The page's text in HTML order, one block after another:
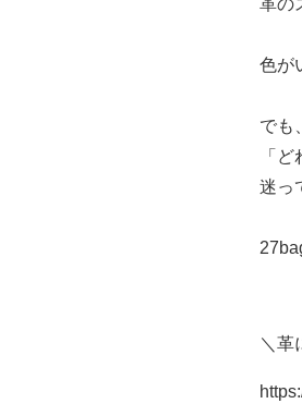
色が
でも
「
迷っ
＼革